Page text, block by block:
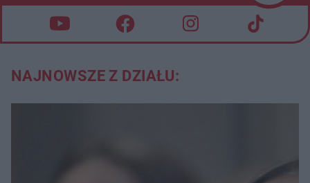
NAJNOWSZE Z DZIAŁU: